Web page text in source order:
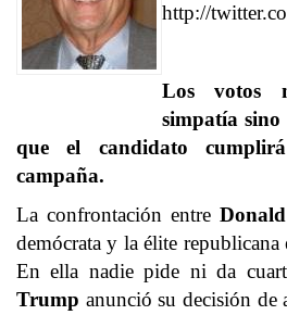
http://
Los votos
simpatía
que el candidato
campaña.
La confrontación entre
demócrata y la élite republicana
En ella nadie pide ni da
Trump anunció su decisión de